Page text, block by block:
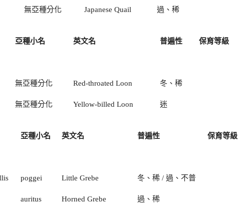
無亞種分化 Japanese Quail 過、稀
亞種小名 英文名 普遍性 保育等級
無亞種分化 Red-throated Loon 冬、稀
無亞種分化 Yellow-billed Loon 迷
亞種小名 英文名 普遍性 保育等級
poggei Little Grebe 冬、稀 / 過、不普
auritus Horned Grebe 過、稀